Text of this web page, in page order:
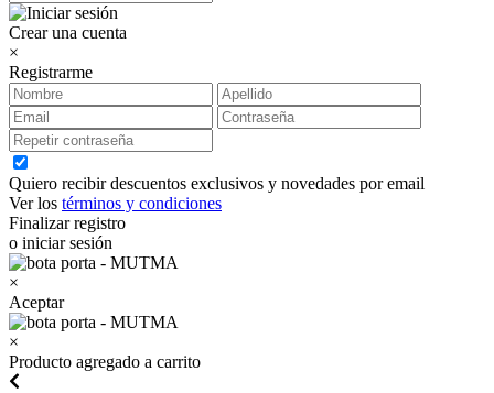
Crear una cuenta
×
Registrarme
Quiero recibir descuentos exclusivos y novedades por email
Ver los términos y condiciones
Finalizar registro
o iniciar sesión
×
Aceptar
×
Producto agregado a carrito